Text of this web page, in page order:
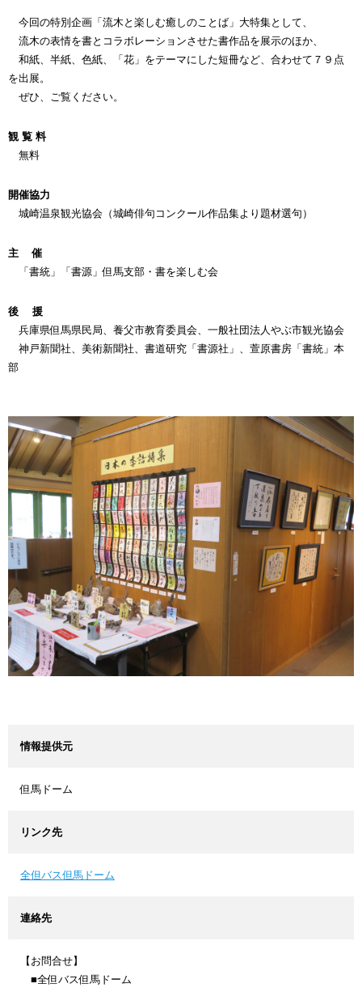
今回の特別企画「流木と楽しむ癒しのことば」大特集として、
流木の表情を書とコラボレーションさせた書作品を展示のほか、
和紙、半紙、色紙、「花」をテーマにした短冊など、合わせて７９点
を出展。
ぜひ、ご覧ください。
観 覧 料
無料
開催協力
城崎温泉観光協会（城崎俳句コンクール作品集より題材選句）
主 催
「書統」「書源」但馬支部・書を楽しむ会
後 援
兵庫県但馬県民局、養父市教育委員会、一般社団法人やぶ市観光協会
神戸新聞社、美術新聞社、書道研究「書源社」、萱原書房「書統」本
部
情報提供元
但馬ドーム
リンク先
全但バス但馬ドーム
連絡先
【お問合せ】
■全但バス但馬ドーム